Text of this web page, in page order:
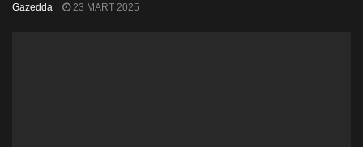
Gazedda 23 MART 2025